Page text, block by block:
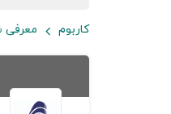
کاربوم معرفی